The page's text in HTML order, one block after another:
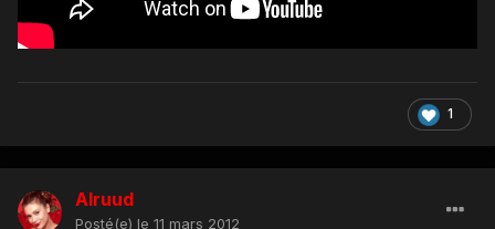
1
Alruud
Posté(e) le 11 mars 2012